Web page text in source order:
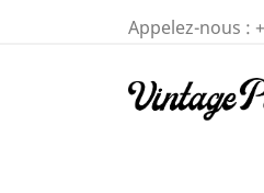
Appelez-nous :